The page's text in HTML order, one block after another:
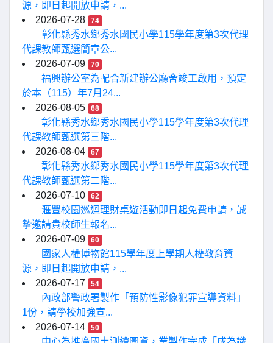
源，即日起開放申請，...
2026-07-28
74
彰化縣秀水鄉秀水國民小學115學年度第3次代理
代課教師甄選簡章公...
2026-07-09
70
福興辦公室為配合新建辦公廳舍竣工啟用，預定
於本（115）年7月24...
2026-08-05
68
彰化縣秀水鄉秀水國民小學115學年度第3次代理
代課教師甄選第三階...
2026-08-04
67
彰化縣秀水鄉秀水國民小學115學年度第3次代理
代課教師甄選第二階...
2026-07-10
62
滙豐校園巡迴理財桌遊活動即日起免費申請，誠
摯邀請貴校師生報名...
2026-07-09
60
國家人權博物館115學年度上學期人權教育資
源，即日起開放申請，...
2026-07-17
54
內政部警政署製作「預防性影像犯罪宣導資料」
1份，請學校加強宣...
2026-07-14
50